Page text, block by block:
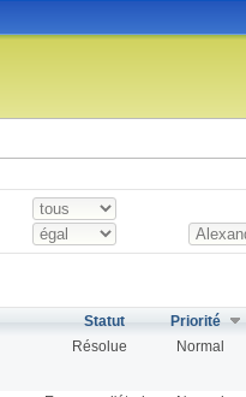
Statut Priorité
Résolue Normal